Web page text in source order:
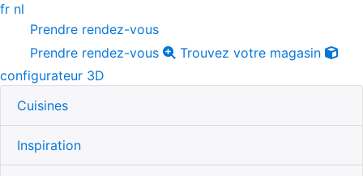
fr nl
Prendre rendez-vous
Prendre rendez-vous
Trouvez votre magasin
configurateur 3D
Cuisines
Inspiration